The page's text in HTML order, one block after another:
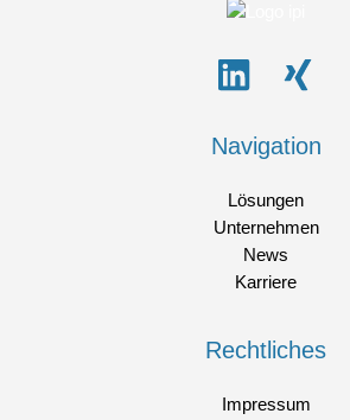
Navigation
Lösungen
Unternehmen
News
Karriere
Rechtliches
Impressum